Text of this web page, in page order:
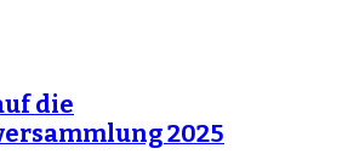
die
2025